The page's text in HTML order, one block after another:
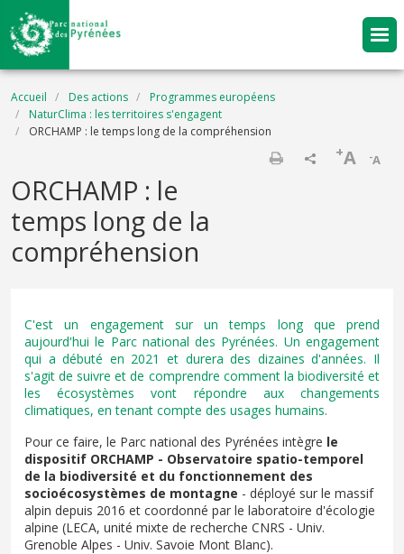
Aller au contenu principal
Fil d'Ariane
Accueil Des actions
Programmes européens
NaturClima : les territoires s'engagent
ORCHAMP : le temps long de la compréhension
-A
+A
ORCHAMP : le
temps long de la
compréhension
C'est un engagement sur un temps long que prend
aujourd'hui le Parc national des Pyrénées. Un engagement
qui a débuté en 2021 et durera des dizaines d'années. Il
s'agit de suivre et de comprendre comment la biodiversité et
les écosystèmes vont répondre aux changements
climatiques, en tenant compte des usages humains.
Pour ce faire, le Parc national des Pyrénées intègre le
dispositif ORCHAMP - Observatoire spatio-temporel
de la biodiversité et du fonctionnement des
socioécosystèmes de montagne - déployé sur le massif
alpin depuis 2016 et coordonné par le laboratoire d'écologie
alpine (LECA, unité mixte de recherche CNRS - Univ.
Grenoble Alpes - Univ. Savoie Mont Blanc).